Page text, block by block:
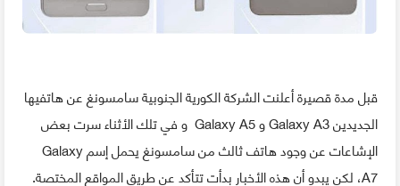
قبل مدة قصيرة أعلنت الشركة الكورية الجنوبية سامسونغ عن هاتفيها
الجديدين Galaxy A3 و Galaxy A5 و في تلك الأثناء سرت بعض
الإشاعات عن وجود هاتف ثالث من سامسونغ يحمل إسم Galaxy
A7، لكن يبدو أن هذه الأخبار بدأت تتأكد عن طريق المواقع المختصة.